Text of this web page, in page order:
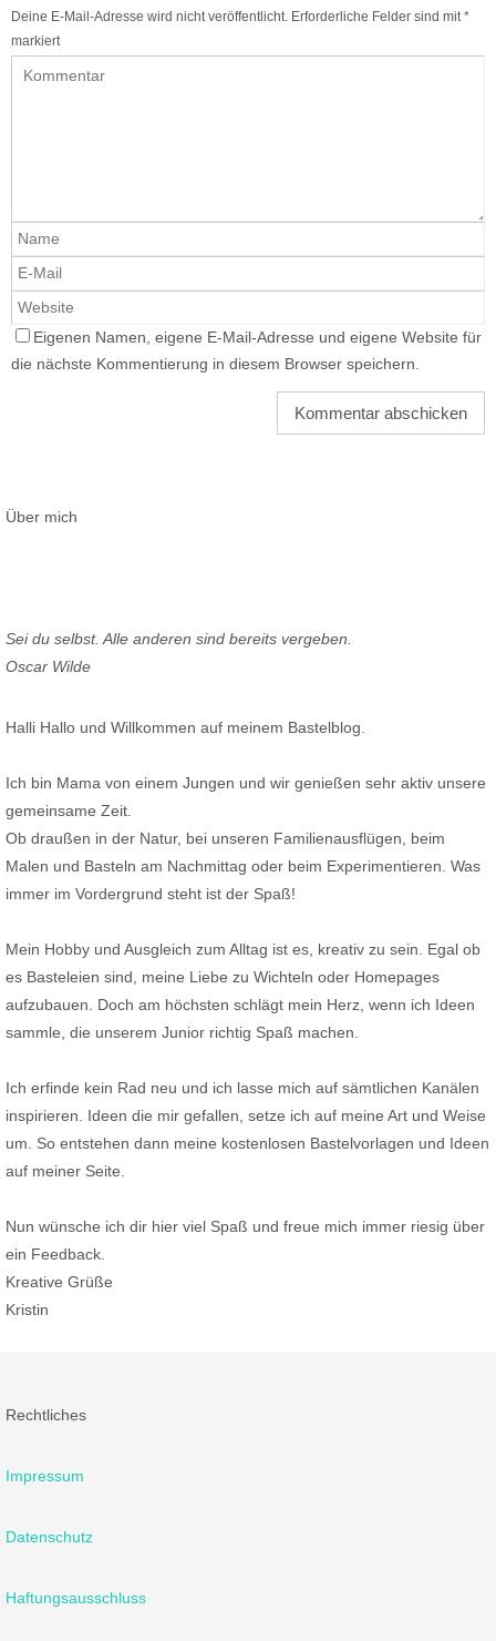
Deine E-Mail-Adresse wird nicht veröffentlicht. Erforderliche Felder sind mit *
markiert
Eigenen Namen, eigene E-Mail-Adresse und eigene Website für
die nächste Kommentierung in diesem Browser speichern.
Über mich
Sei du selbst. Alle anderen sind bereits vergeben.
Oscar Wilde
Halli Hallo und Willkommen auf meinem Bastelblog.
Ich bin Mama von einem Jungen und wir genießen sehr aktiv unsere
gemeinsame Zeit.
Ob draußen in der Natur, bei unseren Familienausflügen, beim
Malen und Basteln am Nachmittag oder beim Experimentieren. Was
immer im Vordergrund steht ist der Spaß!
Mein Hobby und Ausgleich zum Alltag ist es, kreativ zu sein. Egal ob
es Basteleien sind, meine Liebe zu Wichteln oder Homepages
aufzubauen. Doch am höchsten schlägt mein Herz, wenn ich Ideen
sammle, die unserem Junior richtig Spaß machen.
Ich erfinde kein Rad neu und ich lasse mich auf sämtlichen Kanälen
inspirieren. Ideen die mir gefallen, setze ich auf meine Art und Weise
um. So entstehen dann meine kostenlosen Bastelvorlagen und Ideen
auf meiner Seite.
Nun wünsche ich dir hier viel Spaß und freue mich immer riesig über
ein Feedback.
Kreative Grüße
Kristin
Rechtliches
Impressum
Datenschutz
Haftungsausschluss